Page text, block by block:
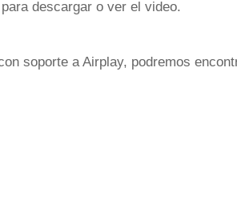
descargar o ver el video.
soporte a Airplay, podremos